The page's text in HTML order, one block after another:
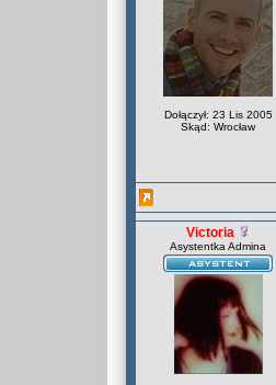
Dołączył: 23 Lis 2005
Skąd: Wrocław
Victoria
Asystentka Admina